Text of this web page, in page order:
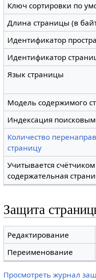
Ключ сортировки по
Длина страницы (в
Идентификатор
Идентификатор
Язык страницы
Модель содержимого
Индексация
Количество
страницу
Учитывается
содержательная
Защита
Редактирование
Переименование
Просмотреть журнал